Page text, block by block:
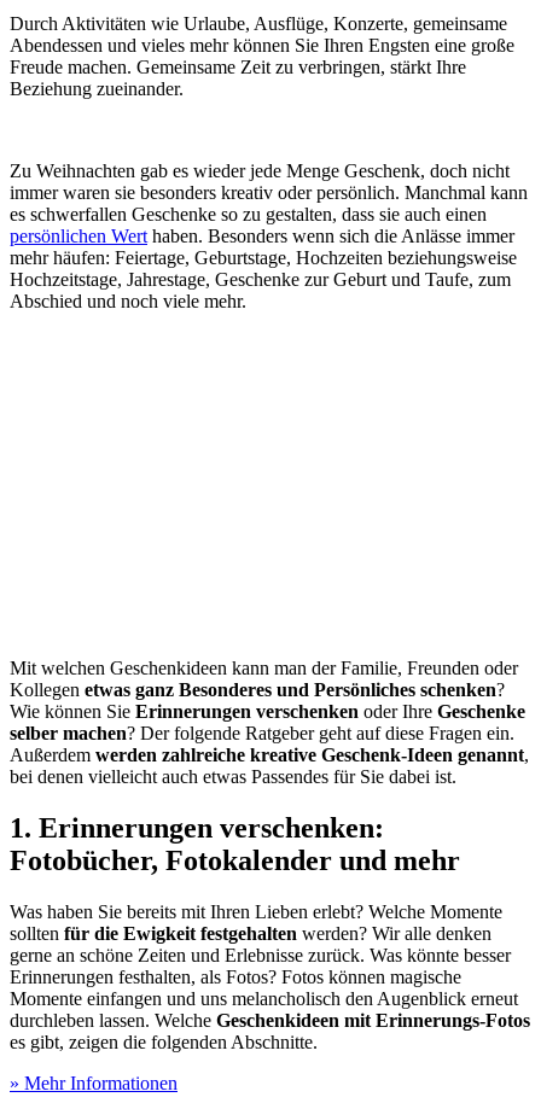
Durch Aktivitäten wie Urlaube, Ausflüge, Konzerte, gemeinsame
Abendessen und vieles mehr können Sie Ihren Engsten eine große
Freude machen. Gemeinsame Zeit zu verbringen, stärkt Ihre
Beziehung zueinander.
Zu Weihnachten gab es wieder jede Menge Geschenk, doch nicht
immer waren sie besonders kreativ oder persönlich. Manchmal kann
es schwerfallen Geschenke so zu gestalten, dass sie auch einen
persönlichen Wert haben. Besonders wenn sich die Anlässe immer
mehr häufen: Feiertage, Geburtstage, Hochzeiten beziehungsweise
Hochzeitstage, Jahrestage, Geschenke zur Geburt und Taufe, zum
Abschied und noch viele mehr.
Mit welchen Geschenkideen kann man der Familie, Freunden oder
Kollegen etwas ganz Besonderes und Persönliches schenken?
Wie können Sie Erinnerungen verschenken oder Ihre Geschenke
selber machen? Der folgende Ratgeber geht auf diese Fragen ein.
Außerdem werden zahlreiche kreative Geschenk-Ideen genannt,
bei denen vielleicht auch etwas Passendes für Sie dabei ist.
1. Erinnerungen verschenken:
Fotobücher, Fotokalender und mehr
Was haben Sie bereits mit Ihren Lieben erlebt? Welche Momente
sollten für die Ewigkeit festgehalten werden? Wir alle denken
gerne an schöne Zeiten und Erlebnisse zurück. Was könnte besser
Erinnerungen festhalten, als Fotos? Fotos können magische
Momente einfangen und uns melancholisch den Augenblick erneut
durchleben lassen. Welche Geschenkideen mit Erinnerungs-Fotos
es gibt, zeigen die folgenden Abschnitte.
» Mehr Informationen